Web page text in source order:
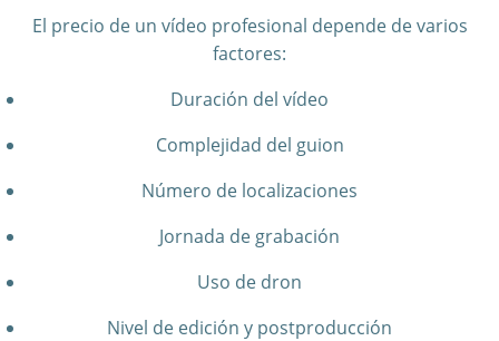
El precio de un vídeo profesional depende de varios
factores:
Duración del vídeo
Complejidad del guion
Número de localizaciones
Jornada de grabación
Uso de dron
Nivel de edición y postproducción